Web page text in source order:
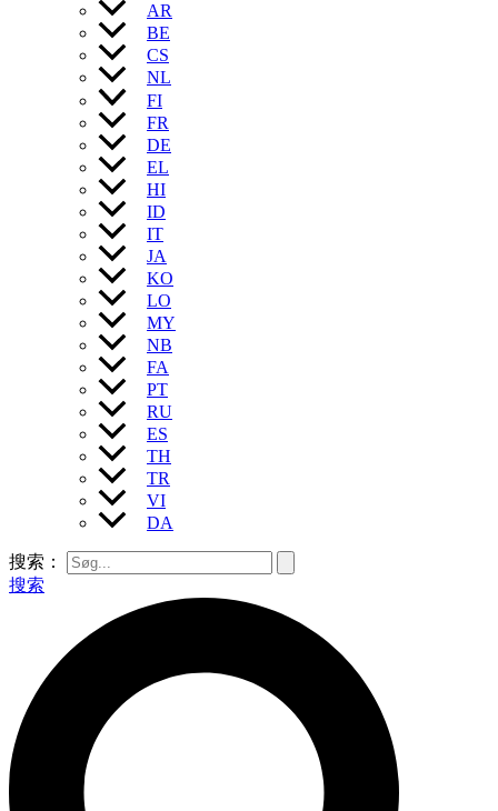
AR
BE
CS
NL
FI
FR
DE
EL
HI
ID
IT
JA
KO
LO
MY
NB
FA
PT
RU
ES
TH
TR
VI
DA
搜索：
搜索